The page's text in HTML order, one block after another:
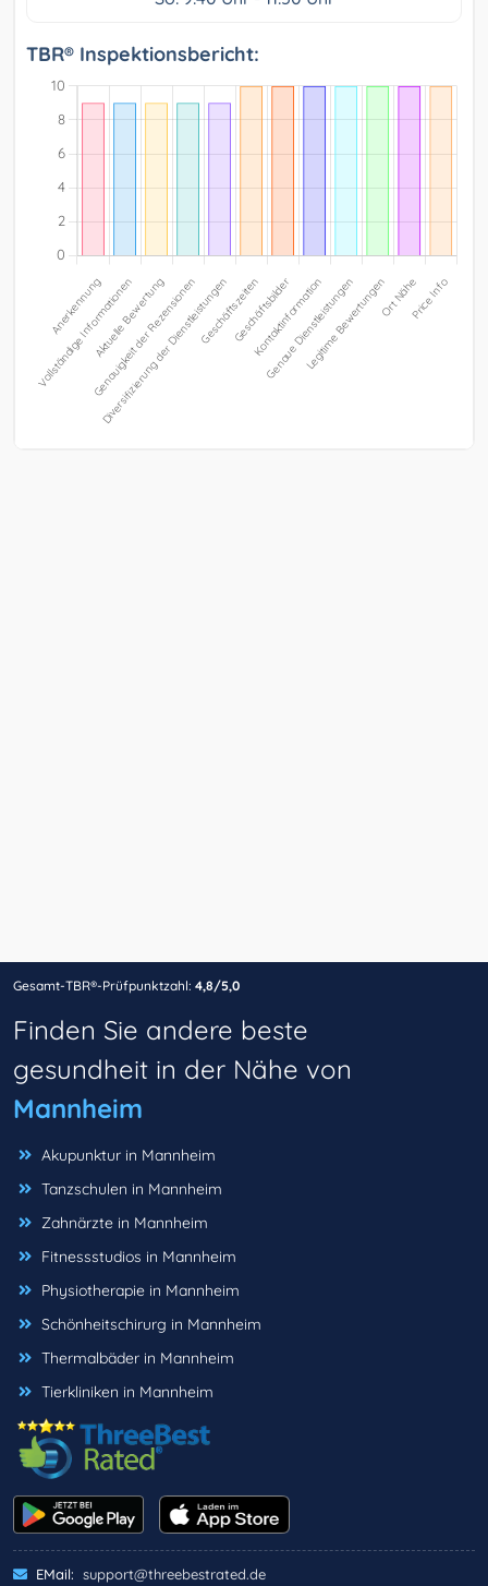
TBR® Inspektionsbericht:
Gesamt-TBR®-Prüfpunktzahl: 4,8/5,0
Finden Sie andere beste
gesundheit in der Nähe von
Mannheim
Akupunktur in Mannheim
Tanzschulen in Mannheim
Zahnärzte in Mannheim
Fitnessstudios in Mannheim
Physiotherapie in Mannheim
Schönheitschirurg in Mannheim
Thermalbäder in Mannheim
Tierkliniken in Mannheim
EMail: support@threebestrated.de